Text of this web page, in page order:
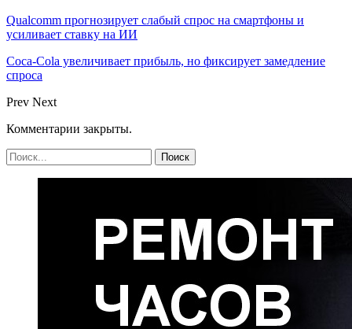
Qualcomm прогнозирует слабый спрос на смартфоны и
усиливает ставку на ИИ
Coca-Cola увеличивает прибыль, но фиксирует замедление
спроса
Prev Next
Комментарии закрыты.